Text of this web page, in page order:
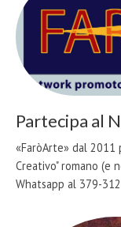
Partecipa al
«FaròArte» dal 2011
Creativo" romano (e
Whatsapp al 379-